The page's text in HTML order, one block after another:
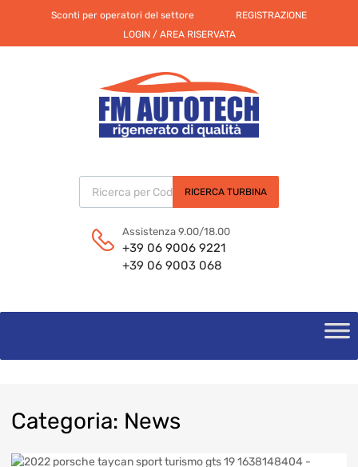
Sconti per operatori del settore
REGISTRAZIONE
LOGIN / AREA RISERVATA
Products search
RICERCA TURBINA
Assistenza 9.00/18.00
+39 06 9006 9221
+39 06 9003 068
content
Categoria: News